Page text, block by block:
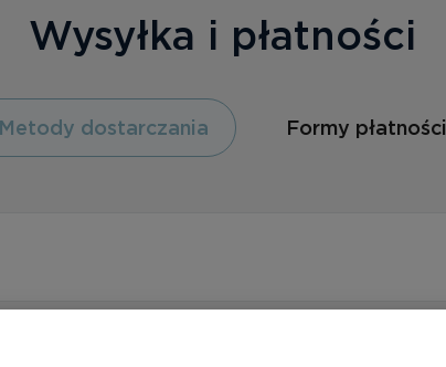
Wysyłka i płatności
Metody dostarczania Formy płatności